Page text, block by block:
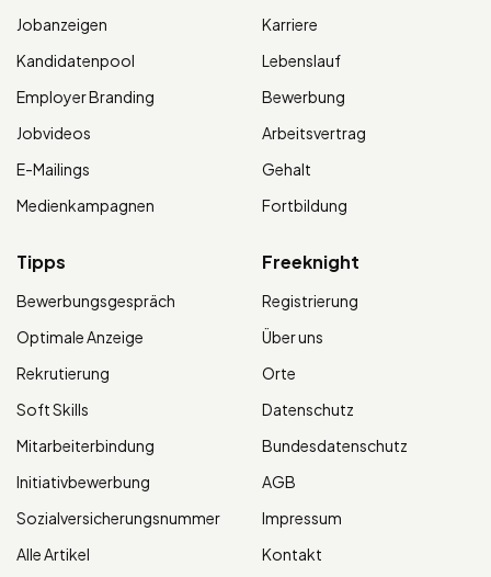
Jobanzeigen
Kandidatenpool
Employer Branding
Jobvideos
E-Mailings
Medienkampagnen
Karriere
Lebenslauf
Bewerbung
Arbeitsvertrag
Gehalt
Fortbildung
Tipps
Bewerbungsgespräch
Optimale Anzeige
Rekrutierung
Soft Skills
Mitarbeiterbindung
Initiativbewerbung
Sozialversicherungsnummer
Alle Artikel
Freeknight
Registrierung
Über uns
Orte
Datenschutz
Bundesdatenschutz
AGB
Impressum
Kontakt